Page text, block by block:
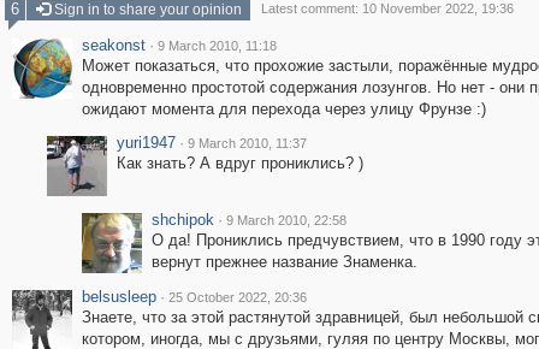
6
Sign in to share your opinion Latest comment: 10 November 2022, 19:36
seakonst · 9 March 2010, 11:18
Может показаться, что прохожие застыли, поражённые
одновременно простотой содержания лозунгов. Но нет - они
ожидают момента для перехода через улицу Фрунзе :)
yuri1947 · 9 March 2010, 11:37
Как знать? А вдруг прониклись? )
shchipok · 9 March 2010, 22:58
О да! Прониклись предчувствием, что в 1990 году
вернут прежнее название Знаменка.
belsusleep · 25 October 2022, 20:36
Знаете, что за этой растянутой здравницей, был небольшой
котором, иногда, мы с друзьями, гуляя по центру Москвы,